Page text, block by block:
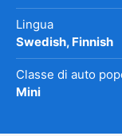
Lingua
Swedish, Finnish
Classe di auto
Mini